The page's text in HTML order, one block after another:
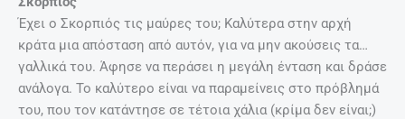
Έχει ο Σκορπιός τις μαύρες του; Καλύτερα στην αρχή
κράτα μια απόσταση από αυτόν, για να μην ακούσεις τα…
γαλλικά του. Άφησε να περάσει η μεγάλη ένταση και δράσε
ανάλογα. Το καλύτερο είναι να παραμείνεις στο πρόβλημά
του, που τον κατάντησε σε τέτοια χάλια (κρίμα δεν είναι;)